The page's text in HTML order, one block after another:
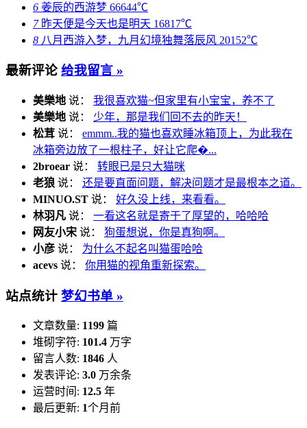
6 姜辰的西游梦 66644℃
7昨天便是今天也是明天 16817℃
8 八月西游入梦，九月幻境独舞落辰风 20152℃
最新评论 给我留言 »
美樂地 说： 我很喜欢猫~但家里有小宝宝，养不了
美樂地 说： 少年，那是我们回不去的昨天！
松茸 说： emmm..我的猫也喜欢睡冰箱顶上，为此我在
冰箱旁边放了一根柱子，好让它爬�...
2broear 说： 转眼已是只大猫咪
老狼 说： 还是要直面问题，解决问题才是最根本之道。
MINUO.ST 说： 好久没上线，来看看。
林羽凡 说： 一看这名就是寄于了厚望的，哈哈哈
网友小宋 说： 狗蛋想说，你是真狗啊。
小彦 说： 为什么不起名叫猫蛋哈哈
acevs 说： 你用猫的视角重新探索。
站点统计 梦幻书单 »
文章数量: 1199 篇
堆砌字符: 101.4 万字
留言人数: 1846 人
发表评论: 3.0 万余条
运营时间: 12.5 年
最后更新: 1个月前